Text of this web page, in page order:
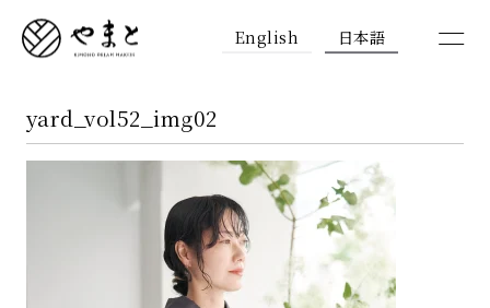
English 日本語
yard_vol52_img02